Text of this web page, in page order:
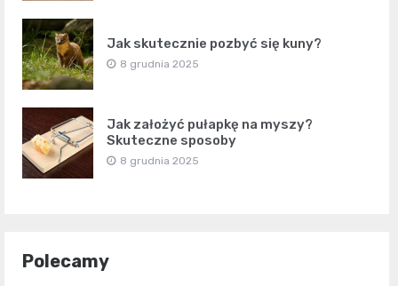
Jak skutecznie pozbyć się kuny?
8 grudnia 2025
Jak założyć pułapkę na myszy?
Skuteczne sposoby
8 grudnia 2025
Polecamy